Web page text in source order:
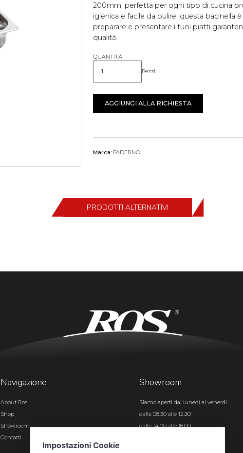
200mm, perfetta per ogni tipo di cucina
igienica e facile da pulire, questa bacinella
preparare e presentare i tuoi piatti
qualità.
QUANTITÀ
Quantità Pezzi
AGGIUNGI ALLA RICHIESTA
Marca: PADERNO
PRODOTTI ALTERNATIVI
Navigazione
About Ros
Shop
Showroom
Contatti
Showroom
Siamo aperti dal lunedì al venerdì
dalle 08.30 alle 12.30
dalle 14.00 alle 18.00